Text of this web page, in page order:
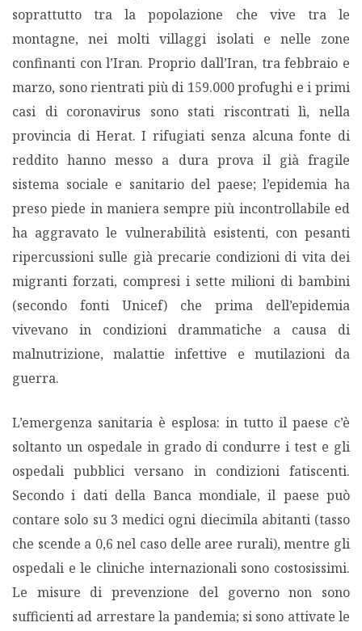
soprattutto tra la popolazione che vive tra le
montagne, nei molti villaggi isolati e nelle zone
confinanti con l’Iran. Proprio dall’Iran, tra febbraio e
marzo, sono rientrati più di 159.000 profughi e i primi
casi di coronavirus sono stati riscontrati lì, nella
provincia di Herat. I rifugiati senza alcuna fonte di
reddito hanno messo a dura prova il già fragile
sistema sociale e sanitario del paese; l’epidemia ha
preso piede in maniera sempre più incontrollabile ed
ha aggravato le vulnerabilità esistenti, con pesanti
ripercussioni sulle già precarie condizioni di vita dei
migranti forzati, compresi i sette milioni di bambini
(secondo fonti Unicef) che prima dell’epidemia
vivevano in condizioni drammatiche a causa di
malnutrizione, malattie infettive e mutilazioni da
guerra.
L’emergenza sanitaria è esplosa: in tutto il paese c’è
soltanto un ospedale in grado di condurre i test e gli
ospedali pubblici versano in condizioni fatiscenti.
Secondo i dati della Banca mondiale, il paese può
contare solo su 3 medici ogni diecimila abitanti (tasso
che scende a 0,6 nel caso delle aree rurali), mentre gli
ospedali e le cliniche internazionali sono costosissimi.
Le misure di prevenzione del governo non sono
sufficienti ad arrestare la pandemia; si sono attivate le